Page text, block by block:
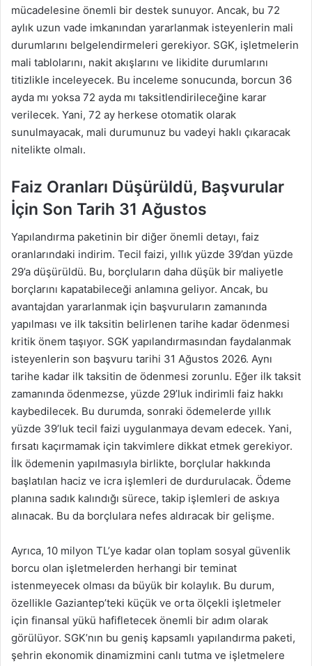
mücadelesine önemli bir destek sunuyor. Ancak, bu 72
aylık uzun vade imkanından yararlanmak isteyenlerin mali
durumlarını belgelendirmeleri gerekiyor. SGK, işletmelerin
mali tablolarını, nakit akışlarını ve likidite durumlarını
titizlikle inceleyecek. Bu inceleme sonucunda, borcun 36
ayda mı yoksa 72 ayda mı taksitlendirileceğine karar
verilecek. Yani, 72 ay herkese otomatik olarak
sunulmayacak, mali durumunuz bu vadeyi haklı çıkaracak
nitelikte olmalı.
Faiz Oranları Düşürüldü, Başvurular
İçin Son Tarih 31 Ağustos
Yapılandırma paketinin bir diğer önemli detayı, faiz
oranlarındaki indirim. Tecil faizi, yıllık yüzde 39’dan yüzde
29’a düşürüldü. Bu, borçluların daha düşük bir maliyetle
borçlarını kapatabileceği anlamına geliyor. Ancak, bu
avantajdan yararlanmak için başvuruların zamanında
yapılması ve ilk taksitin belirlenen tarihe kadar ödenmesi
kritik önem taşıyor. SGK yapılandırmasından faydalanmak
isteyenlerin son başvuru tarihi 31 Ağustos 2026. Aynı
tarihe kadar ilk taksitin de ödenmesi zorunlu. Eğer ilk taksit
zamanında ödenmezse, yüzde 29’luk indirimli faiz hakkı
kaybedilecek. Bu durumda, sonraki ödemelerde yıllık
yüzde 39’luk tecil faizi uygulanmaya devam edecek. Yani,
fırsatı kaçırmamak için takvimlere dikkat etmek gerekiyor.
İlk ödemenin yapılmasıyla birlikte, borçlular hakkında
başlatılan haciz ve icra işlemleri de durdurulacak. Ödeme
planına sadık kalındığı sürece, takip işlemleri de askıya
alınacak. Bu da borçlulara nefes aldıracak bir gelişme.
Ayrıca, 10 milyon TL’ye kadar olan toplam sosyal güvenlik
borcu olan işletmelerden herhangi bir teminat
istenmeyecek olması da büyük bir kolaylık. Bu durum,
özellikle Gaziantep’teki küçük ve orta ölçekli işletmeler
için finansal yükü hafifletecek önemli bir adım olarak
görülüyor. SGK’nın bu geniş kapsamlı yapılandırma paketi,
şehrin ekonomik dinamizmini canlı tutma ve işletmelere